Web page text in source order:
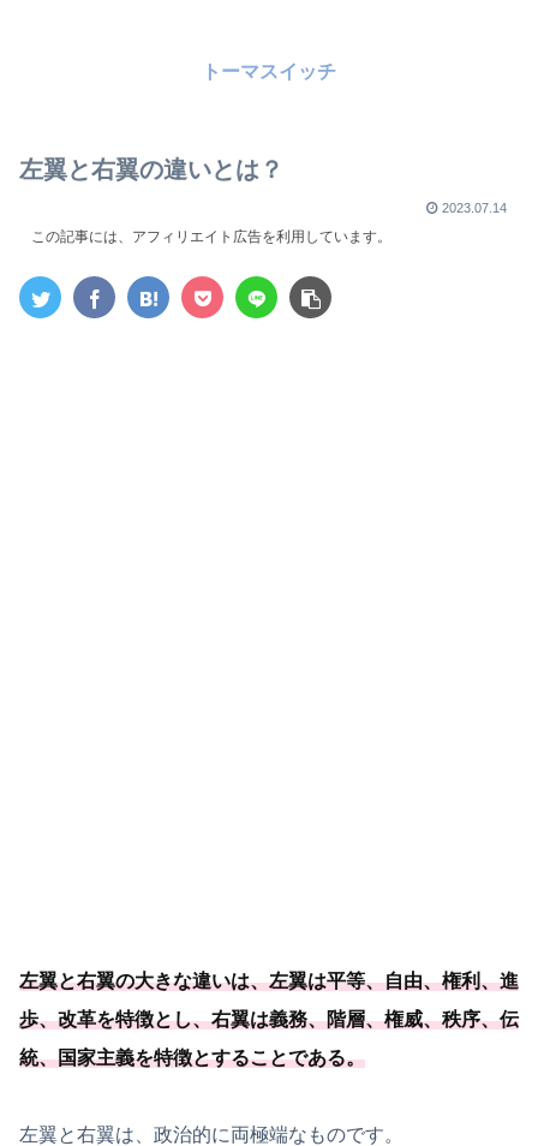
トーマスイッチ
左翼と右翼の違いとは？
2023.07.14
この記事には、アフィリエイト広告を利用しています。
左翼と右翼の大きな違いは、左翼は平等、自由、権利、進
歩、改革を特徴とし、右翼は義務、階層、権威、秩序、伝
統、国家主義を特徴とすることである。
左翼と右翼は、政治的に両極端なものです。